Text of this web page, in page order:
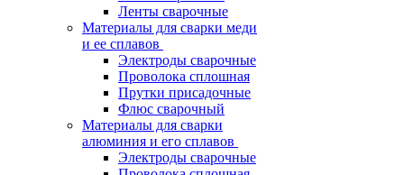
Ленты сварочные
Материалы для сварки меди
и ее сплавов
Электроды сварочные
Проволока сплошная
Прутки присадочные
Флюс сварочный
Материалы для сварки
алюминия и его сплавов
Электроды сварочные